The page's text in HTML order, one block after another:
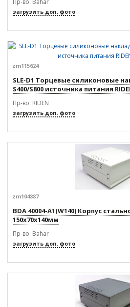
загрузить доп. фото
zm115624
SLE-D1 Торцевые силиконовые
S400/S800 источника питания
Пр-во: RIDEN
загрузить доп. фото
zm104887
BDA 40004-A1(W140) Корпус
150x70x140мм
Пр-во: Bahar
загрузить доп. фото